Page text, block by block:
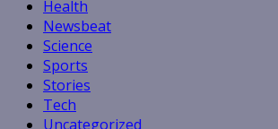
Health
Newsbeat
Science
Sports
Stories
Tech
Uncategorized